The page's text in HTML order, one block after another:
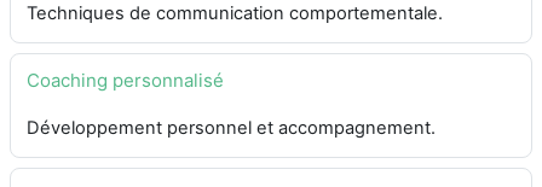
Techniques de communication comportementale.
Coaching personnalisé
Développement personnel et accompagnement.